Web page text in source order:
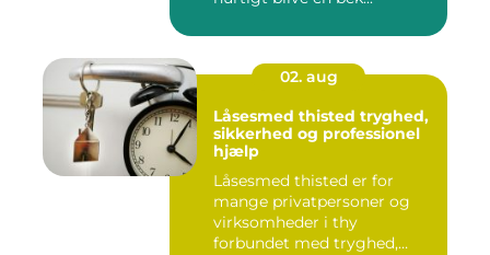
02. aug
Låsesmed thisted tryghed,
sikkerhed og professionel
hjælp
Låsesmed thisted er for
mange privatpersoner og
virksomheder i thy
forbundet med tryghed,